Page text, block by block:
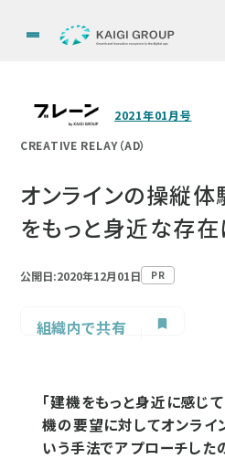
2021年01月号
CREATIVE RELAY（AD）
オンラインの操縦
をもっと身近な存在
公開日:2020年12月01日 PR
組織内で共有
「建機をもっと身近に感じ
機の要望に対してオンライ
いう手法でアプローチした